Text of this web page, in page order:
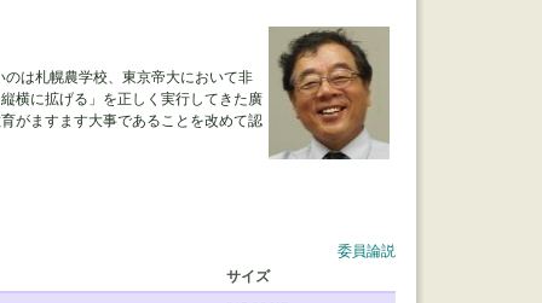
は札幌農学校、東京帝大において非
横に拡げる」を正しく実行してきた廣
がますます大事であることを改めて認
委員論説
サイズ